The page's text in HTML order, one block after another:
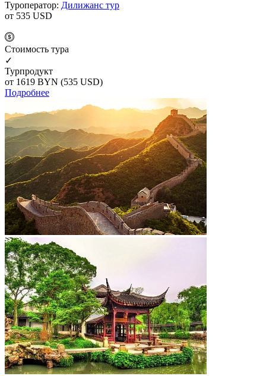
Туроператор: Дилижанс тур
от 535 USD
Cтоимость тура
✓
Турпродукт
от 1619 BYN (535 USD)
Подробнее